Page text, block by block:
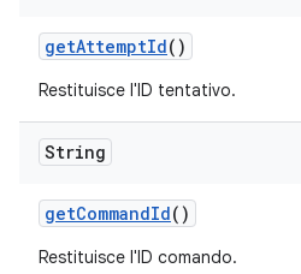
getAttemptId()
Restituisce l'ID tentativo.
String
getCommandId()
Restituisce l'ID comando.